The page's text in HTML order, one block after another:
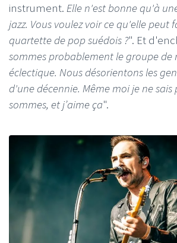
instrument. Elle n'est bonne qu'à
jazz. Vous voulez voir ce qu'elle peut
quartette de pop suédois ?". Et
sommes probablement le groupe de
éclectique. Nous désorientons les
d'une décennie. Même moi je ne sais
sommes, et j’aime ça".